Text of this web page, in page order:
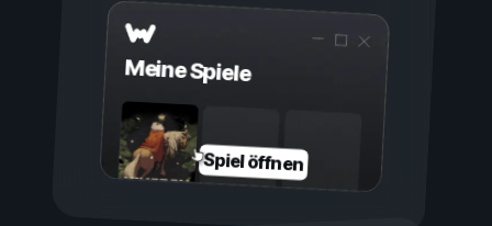
Meine Spiele
Spiel öffnen